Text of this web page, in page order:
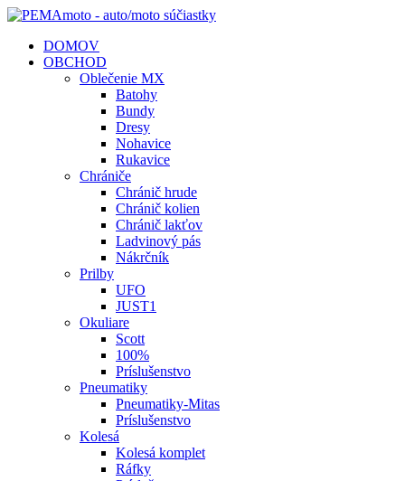
DOMOV
OBCHOD
Oblečenie MX
Batohy
Bundy
Dresy
Nohavice
Rukavice
Chrániče
Chránič hrude
Chránič kolien
Chránič lakťov
Ladvinový pás
Nákrčník
Prilby
UFO
JUST1
Okuliare
Scott
100%
Príslušenstvo
Pneumatiky
Pneumatiky-Mitas
Príslušenstvo
Kolesá
Kolesá komplet
Ráfky